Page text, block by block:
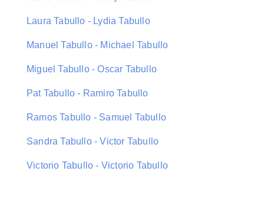
Laura Tabullo - Lydia Tabullo
Manuel Tabullo - Michael Tabullo
Miguel Tabullo - Oscar Tabullo
Pat Tabullo - Ramiro Tabullo
Ramos Tabullo - Samuel Tabullo
Sandra Tabullo - Victor Tabullo
Victorio Tabullo - Victorio Tabullo